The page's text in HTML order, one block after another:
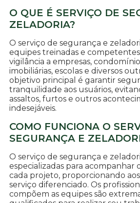
O QUE É SERVIÇO DE
ZELADORIA?
O serviço de segurança e
equipes treinadas e
vigilância a empresas,
imobiliárias, escolas e diversos
objetivo principal é garantir
tranquilidade aos usuários,
assaltos, furtos e outros
indesejáveis.
COMO FUNCIONA O
SEGURANÇA E
O serviço de segurança e
especializadas para acompanhar
cada projeto, proporcionando
serviço diferenciado. Os
compõem as equipes são